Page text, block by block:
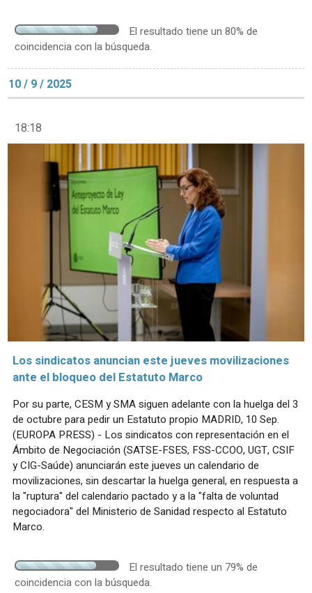
El resultado tiene un 80% de
coincidencia con la búsqueda.
10 / 9 / 2025
18:18
Los sindicatos anuncian este jueves movilizaciones
ante el bloqueo del Estatuto Marco
Por su parte, CESM y SMA siguen adelante con la huelga del 3
de octubre para pedir un Estatuto propio MADRID, 10 Sep.
(EUROPA PRESS) - Los sindicatos con representación en el
Ámbito de Negociación (SATSE-FSES, FSS-CCOO, UGT, CSIF
y CIG-Saúde) anunciarán este jueves un calendario de
movilizaciones, sin descartar la huelga general, en respuesta a
la "ruptura" del calendario pactado y a la "falta de voluntad
negociadora" del Ministerio de Sanidad respecto al Estatuto
Marco.
El resultado tiene un 79% de
coincidencia con la búsqueda.